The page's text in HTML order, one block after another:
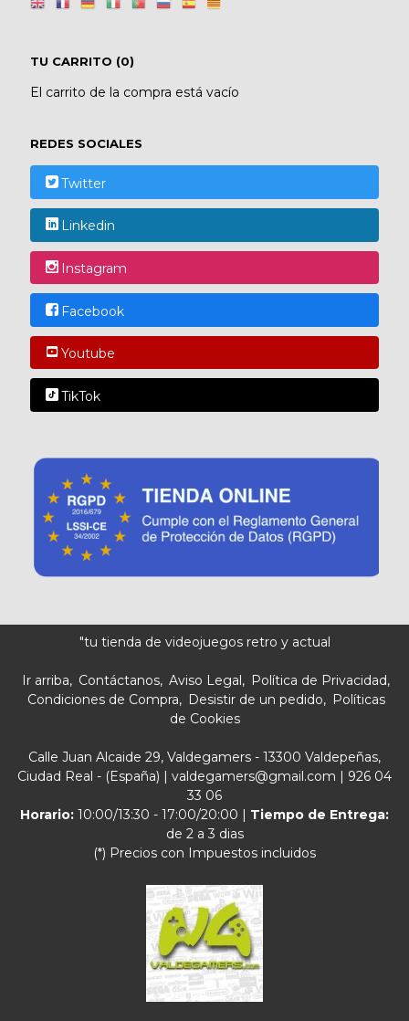
TU CARRITO (0)
El carrito de la compra está vacío
REDES SOCIALES
Twitter
Linkedin
Instagram
Facebook
Youtube
TikTok
"tu tienda de videojuegos retro y actual
Ir arriba Contáctanos Aviso Legal
Política de Privacidad
Condiciones de Compra
Desistir de un pedido
Políticas
de Cookies
Calle Juan Alcaide 29, Valdegamers - 13300 Valdepeñas,
Ciudad Real - (España) | valdegamers@gmail.com | 926 04
33 06
Horario: 10:00/13:30 - 17:00/20:00 | Tiempo de Entrega:
de 2 a 3 dias
(*) Precios con Impuestos incluidos